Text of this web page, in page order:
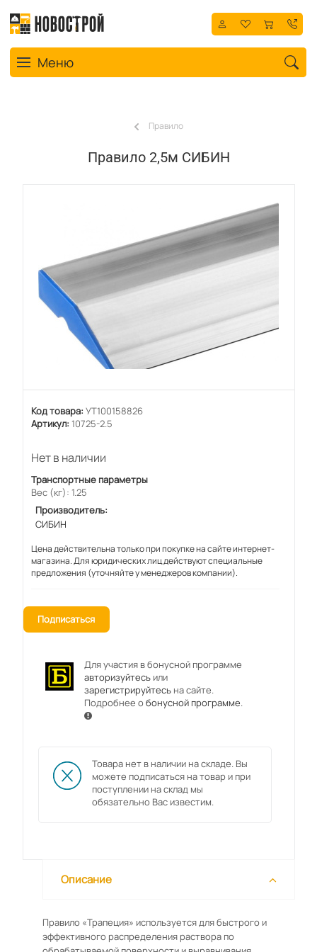
Toggle navigation
Меню
Правило
Правило 2,5м СИБИН
Код товара: УТ100158826
Артикул: 10725-2.5
Нет в наличии
Транспортные параметры
Вес (кг): 1.25
Производитель:
СИБИН
Цена действительна только при покупке на сайте интернет-
магазина. Для юридических лиц действуют специальные
предложения (уточняйте у менеджеров компании).
Подписаться
Для участия в бонусной программе
авторизуйтесьили
зарегистрируйтесьна сайте.
Подробнее обонусной программе.
Товара нет в наличии на складе. Вы
можете подписаться на товар и при
поступлении на склад мы
обязательно Вас известим.
Описание
Правило «Трапеция» используется для быстрого и
эффективного распределения раствора по